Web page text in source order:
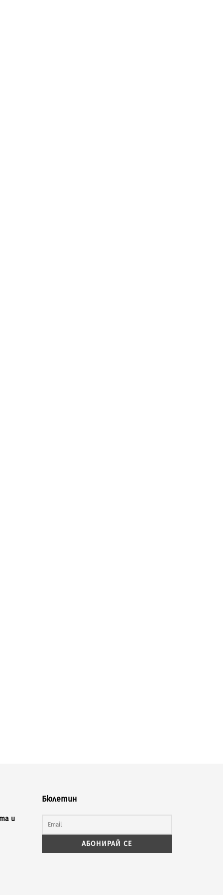
и
Бюлетин